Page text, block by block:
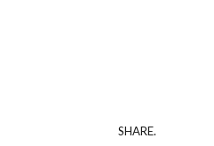
SHARE.